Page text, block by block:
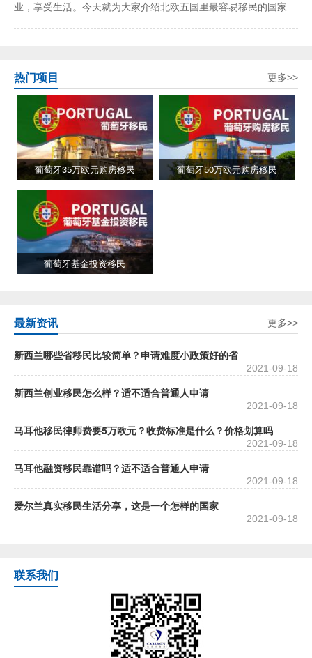
业，享受生活。今天就为大家介绍北欧五国里最容易移民的国家
热门项目 更多>>
葡萄牙35万欧元购房移民 葡萄牙50万欧元购房移民
葡萄牙基金投资移民
最新资讯 更多>>
新西兰哪些省移民比较简单？申请难度小政策好的省
2021-09-18
新西兰创业移民怎么样？适不适合普通人申请
2021-09-18
马耳他移民律师费要5万欧元？收费标准是什么？价格划算吗
2021-09-18
马耳他融资移民靠谱吗？适不适合普通人申请
2021-09-18
爱尔兰真实移民生活分享，这是一个怎样的国家
2021-09-18
联系我们